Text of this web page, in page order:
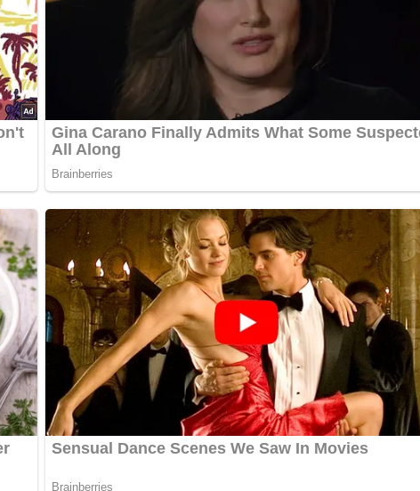
leichtem Druck heraus.
Gib ihn dann zum Johannisbeerschnaps.
Etikett und verschließe sie gut.
ein wenig Geduld, aber das Ergebnis ist die Mühe auf
Geschmack wird dich für deine Geduld belohnen!